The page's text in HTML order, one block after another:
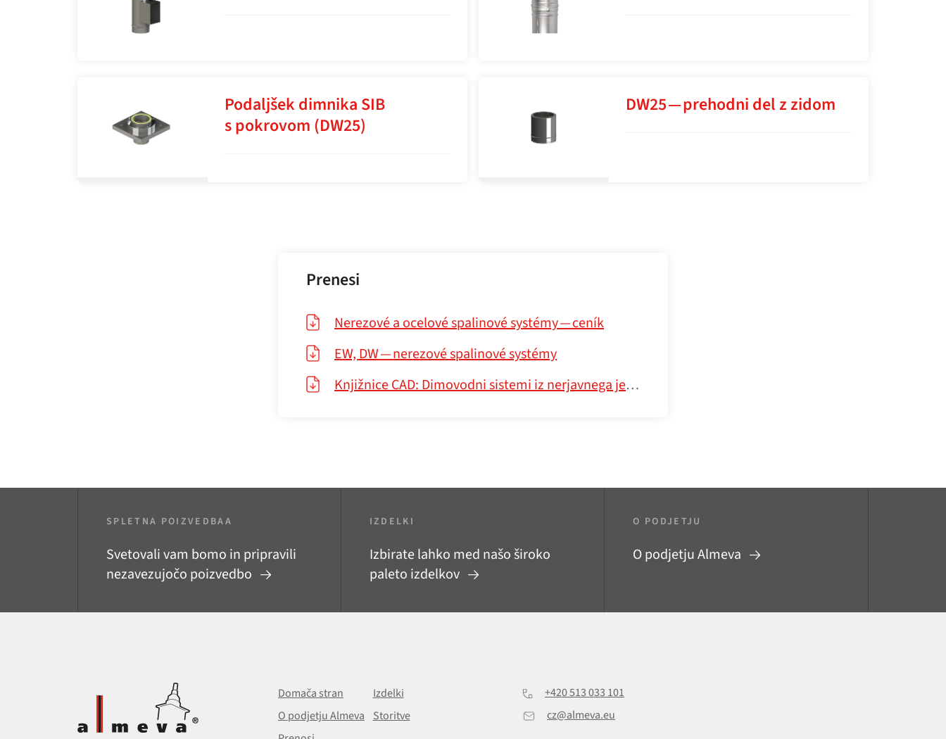
Podaljšek dimnika SIB
s pokrovom (DW25)
DW25 — prehodni del z zidom
Prenesi
Nerezové a ocelové spalinové systémy — ceník
EW, DW — nerezové spalinové systémy
Knjižnice CAD: Dimovodni sistemi iz nerjavnega jekla
SPLETNA POIZVEDBAA
Svetovali vam bomo in pripravili
nezavezujočo poizvedbo
IZDELKI
Izbirate lahko med našo široko
paleto izdelkov
O PODJETJU
O podjetju Almeva
Domača stran
Izdelki
O podjetju Almeva
Storitve
+420 513 033 101
cz@almeva.eu